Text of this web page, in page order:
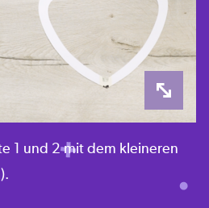
1 und 2 mit dem kleineren